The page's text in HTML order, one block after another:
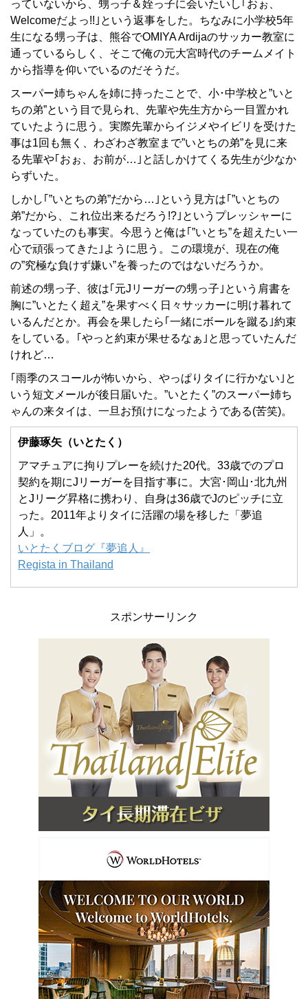
っていないから、甥っ子＆姪っ子に会いたいし｢おぉ、
Welcomeだよっ!!｣という返事をした。ちなみに小学校5年
生になる甥っ子は、熊谷でOMIYA Ardijaのサッカー教室に
通っているらしく、そこで俺の元大宮時代のチームメイト
から指導を仰いでいるのだそうだ。
スーパー姉ちゃんを姉に持ったことで、小･中学校と”いと
ちの弟”という目で見られ、先輩や先生方から一目置かれ
ていたように思う。実際先輩からイジメやイビリを受けた
事は1回も無く、わざわざ教室まで”いとちの弟”を見に来
る先輩や｢おぉ、お前が…｣と話しかけてくる先生が少なか
らずいた。
しかし｢”いとちの弟”だから…｣という見方は｢”いとちの
弟”だから、これ位出来るだろう!?｣というプレッシャーに
なっていたのも事実。今思うと俺は｢”いとち”を超えたい一
心で頑張ってきた｣ように思う。この環境が、現在の俺
の”究極な負けず嫌い”を養ったのではないだろうか。
前述の甥っ子、彼は｢元Jリーガーの甥っ子｣という肩書を
胸に”いとたく超え”を果すべく日々サッカーに明け暮れて
いるんだとか。再会を果したら｢一緒にボールを蹴る｣約束
をしている。｢やっと約束が果せるなぁ｣と思っていたんだ
けれど…
｢雨季のスコールが怖いから、やっぱりタイに行かない｣と
いう短文メールが後日届いた。”いとたく”のスーパー姉ち
ゃんの来タイは、一旦お預けになったようである(苦笑)。
伊藤琢矢（いとたく）
アマチュアに拘りプレーを続けた20代。33歳でのプロ
契約を期にJリーガーを目指す事に。大宮･岡山･北九州
とJリーグ昇格に携わり、自身は36歳でJのピッチに立
った。2011年よりタイに活躍の場を移した「夢追
人」。
いとたくブログ『夢追人』
Regista in Thailand
スポンサーリンク